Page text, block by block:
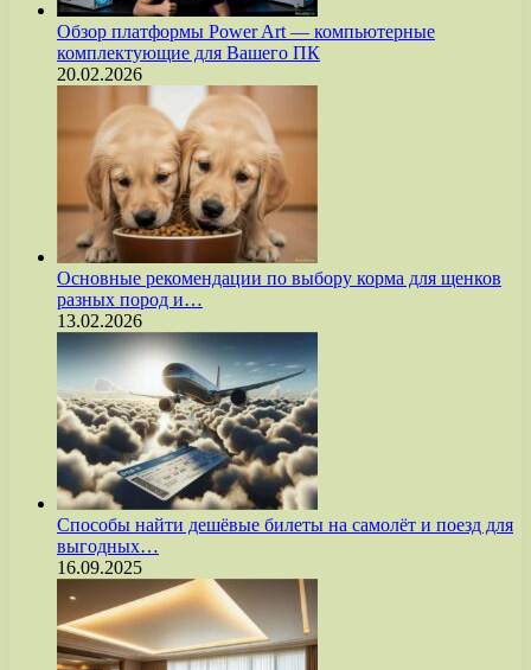
Обзор платформы Power Art — компьютерные
комплектующие для Вашего ПК
20.02.2026
Основные рекомендации по выбору корма для щенков
разных пород и…
13.02.2026
Способы найти дешёвые билеты на самолёт и поезд для
выгодных…
16.09.2025